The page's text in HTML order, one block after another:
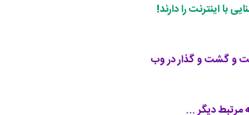
با اینترنت را دارند!
و گشت و گذار در وب
مرتبط دیگر ...